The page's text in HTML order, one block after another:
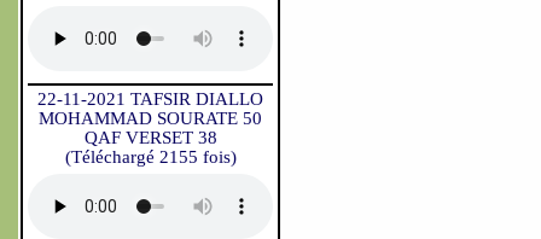
22-11-2021 TAFSIR DIALLO
MOHAMMAD SOURATE 50
QAF VERSET 38
(Téléchargé 2155 fois)